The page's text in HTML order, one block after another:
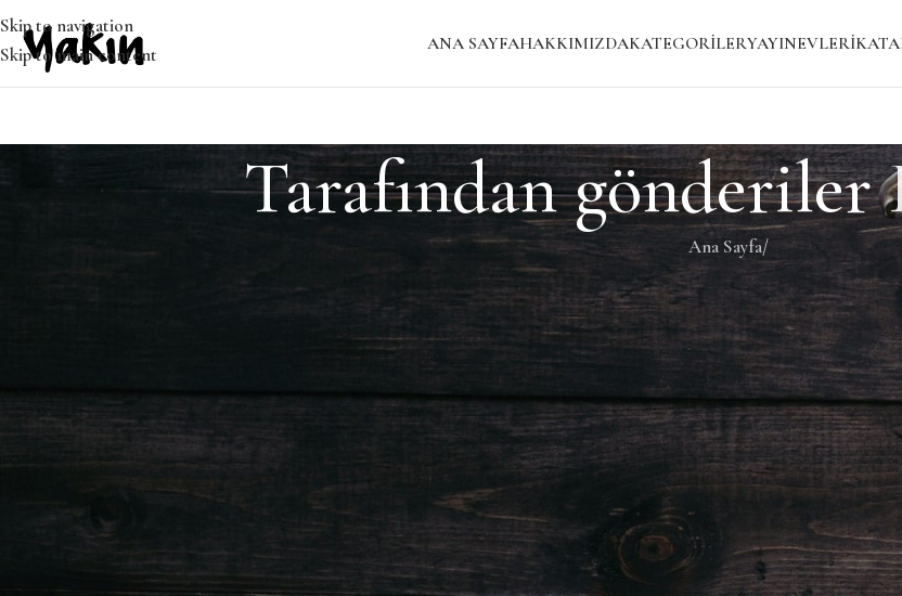
Skip to navigation
Skip to main content
ANA SAYFAHAKKIMIZDAKATEGORILERYAYINEVLERI
Tarafından gönderiler
Ana Sayfa/
Özür dileriz, ancak sonuç bulunamadı. Belki ARAMA yapmak, ilgili bir gönderi bulmanıza yardımcı olacaktır.